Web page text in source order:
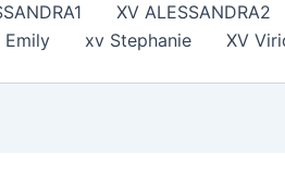
XV ALESSANDRA2
Emily xv Stephanie XV